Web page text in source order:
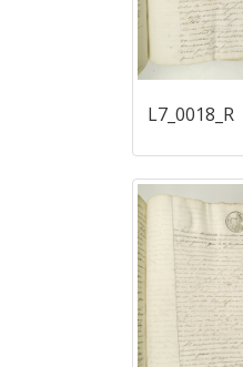
L7_0018_R